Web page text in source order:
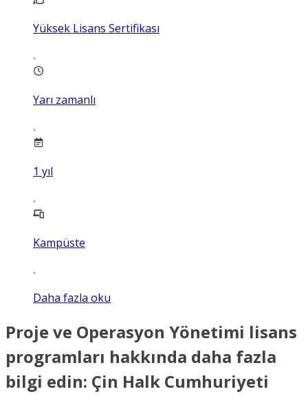
Yüksek Lisans Sertifikası
Yarı zamanlı
1 yıl
Kampüste
Daha fazla oku
Proje ve Operasyon Yönetimi lisans
programları hakkında daha fazla
bilgi edin: Çin Halk Cumhuriyeti